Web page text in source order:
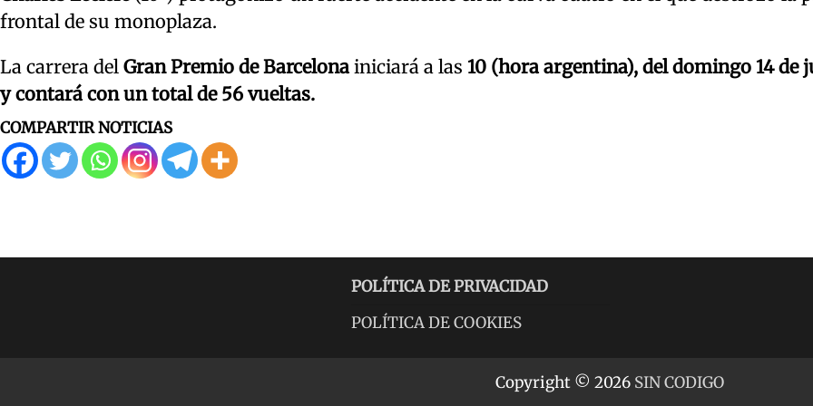
frontal de su monoplaza.
La carrera del Gran Premio de Barcelona iniciará a las 10 (hora argentina), del domingo 14 de
y contará con un total de 56 vueltas.
COMPARTIR NOTICIAS
POLÍTICA DE PRIVACIDAD
POLÍTICA DE COOKIES
Copyright © 2026 SIN CODIGO